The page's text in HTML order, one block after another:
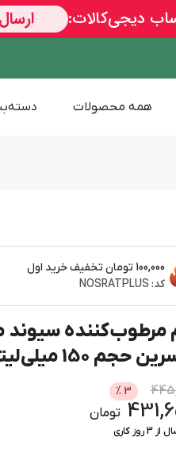
همه محصولات
100,000 تومان
تخفیف خرید اول
کد: NOSRATPLUS
مرطوب‌کننده سیوند
حجم 150 میلی‌لیتر
3
%
تومان
از 3روز کاری